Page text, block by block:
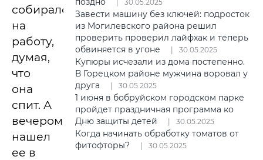
собирался
на
работу,
думая,
что
она
спит. А
вечером
нашел
ее в
30.05.2025
Завести машину без ключей: подросток
из Могилевского района решил
проверить проверил лайфхак и теперь
обвиняется в угоне
30.05.2025
Купюры исчезали из дома постепенно.
В Горецком районе мужчина воровал у
друга
30.05.2025
1 июня в бобруйском городском парке
пройдет праздничная программа ко
Дню защиты детей
30.05.2025
Когда начинать обработку томатов от
фитофторы?
30.05.2025